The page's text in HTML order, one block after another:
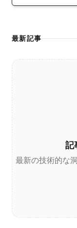
最新記事
記
最新の技術的な